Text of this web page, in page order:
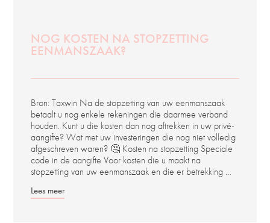
NOG KOSTEN NA STOPZETTING
EENMANSZAAK?
Bron: Taxwin Na de stopzetting van uw eenmanszaak
betaalt u nog enkele rekeningen die daarmee verband
houden. Kunt u die kosten dan nog aftrekken in uw privé-
aangifte? Wat met uw investeringen die nog niet volledig
afgeschreven waren? 🤔 Kosten na stopzetting Speciale
code in de aangifte Voor kosten die u maakt na
stopzetting van uw eenmanszaak en die er betrekking …
Lees meer